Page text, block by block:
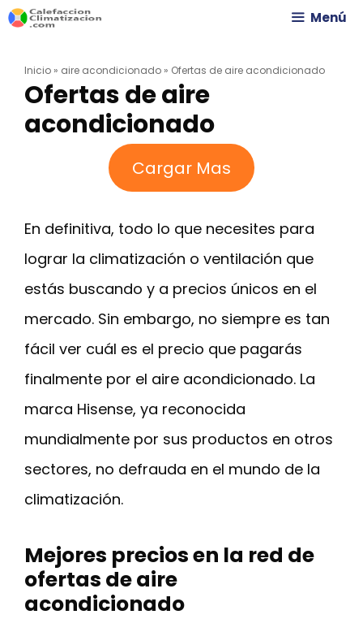
Saltar
contenido
Menú
Inicio » aire acondicionado » Ofertas de aire acondicionado
Ofertas de aire
acondicionado
Cargar Mas
En definitiva, todo lo que necesites para
lograr la climatización o ventilación que
estás buscando y a precios únicos en el
mercado. Sin embargo, no siempre es tan
fácil ver cuál es el precio que pagarás
finalmente por el aire acondicionado. La
marca Hisense, ya reconocida
mundialmente por sus productos en otros
sectores, no defrauda en el mundo de la
climatización.
Mejores precios en la red de
ofertas de aire
acondicionado